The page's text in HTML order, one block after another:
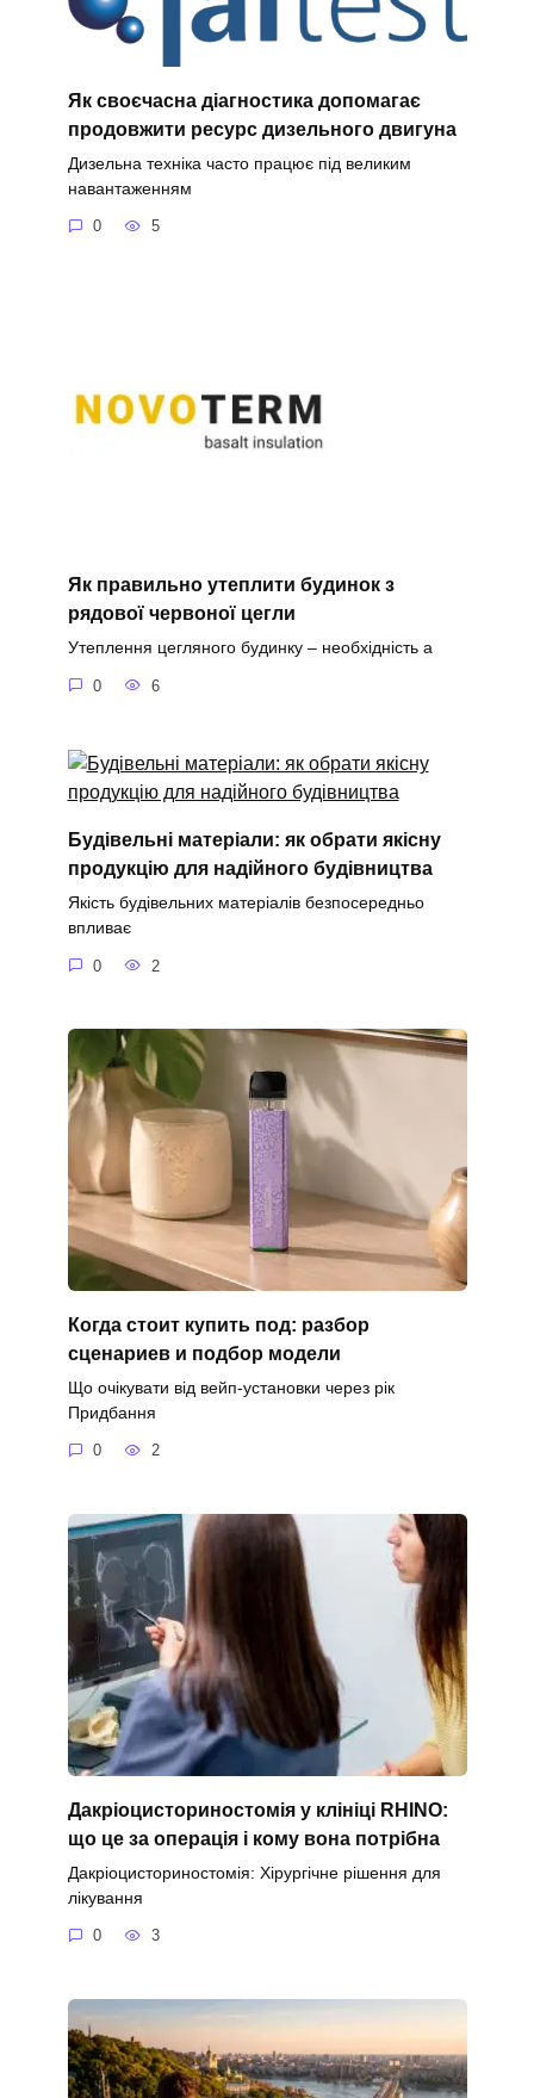
Як своєчасна діагностика допомагає
продовжити ресурс дизельного двигуна
Дизельна техніка часто працює під великим
навантаженням
0 5
Як правильно утеплити будинок з
рядової червоної цегли
Утеплення цегляного будинку – необхідність а
0 6
Будівельні матеріали: як обрати якісну
продукцію для надійного будівництва
Якість будівельних матеріалів безпосередньо
впливає
0 2
Когда стоит купить под: разбор
сценариев и подбор модели
Що очікувати від вейп-установки через рік
Придбання
0 2
Дакріоцисториностомія у клініці RHINO:
що це за операція і кому вона потрібна
Дакріоцисториностомія: Хірургічне рішення для
лікування
0 3